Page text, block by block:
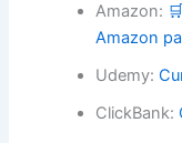
Amazon:
Amazon
Udemy:
ClickBank: